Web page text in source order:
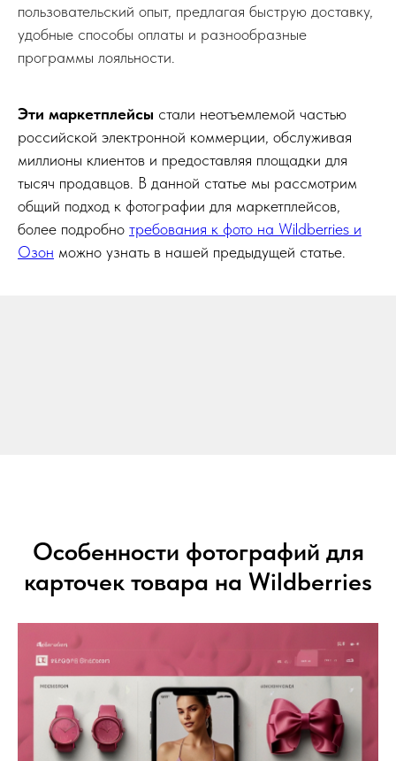
пользовательский опыт, предлагая быструю доставку,
удобные способы оплаты и разнообразные
программы лояльности.
Эти маркетплейсы стали неотъемлемой частью
российской электронной коммерции, обслуживая
миллионы клиентов и предоставляя площадки для
тысяч продавцов. В данной статье мы рассмотрим
общий подход к фотографии для маркетплейсов,
более подробно требования к фото на Wildberries и
Озон можно узнать в нашей предыдущей статье.
Особенности фотографий для
карточек товара на Wildberries